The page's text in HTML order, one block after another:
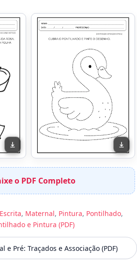
o PDF Completo
Escrita, Maternal, Pintura, Pontilhado,
e Pintura (PDF)
e Pré: Traçados e Associação (PDF)